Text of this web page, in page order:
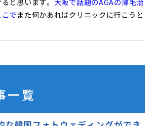
でまた何かあればクリニックに行こうと
一覧